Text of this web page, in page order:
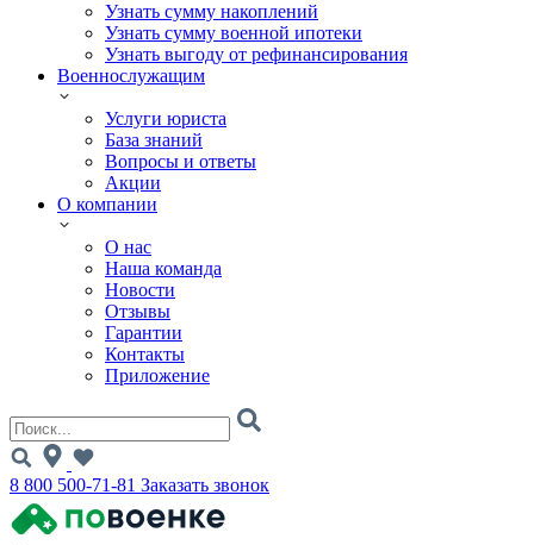
Узнать сумму накоплений
Узнать сумму военной ипотеки
Узнать выгоду от рефинансирования
Военнослужащим
Услуги юриста
База знаний
Вопросы и ответы
Акции
О компании
О нас
Наша команда
Новости
Отзывы
Гарантии
Контакты
Приложение
8 800 500-71-81 Заказать звонок